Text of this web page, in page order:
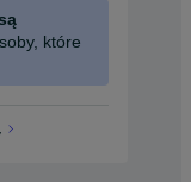
które